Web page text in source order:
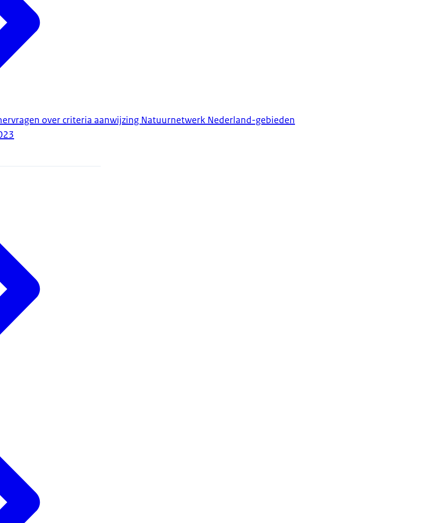
over criteria aanwijzing Natuurnetwerk Nederland-gebieden